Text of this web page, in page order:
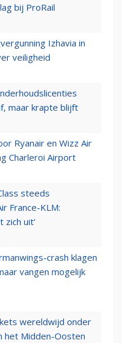
bij ProRail
Izhavia in
veiligheid
maar krapte blijft
Ryanair en Wizz Air
Charleroi Airport
steeds
France-KLM:
zich uit’
crash klagen
vangen mogelijk
wereldwijd onder
het Midden-Oosten